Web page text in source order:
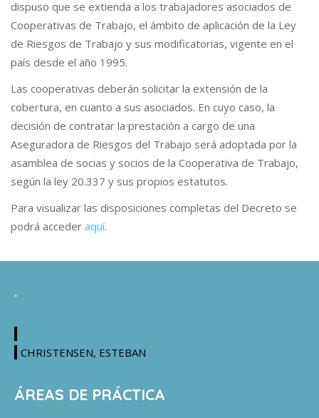
dispuso que se extienda a los trabajadores asociados de
Cooperativas de Trabajo, el ámbito de aplicación de la Ley
de Riesgos de Trabajo y sus modificatorias, vigente en el
país desde el año 1995.
Las cooperativas deberán solicitar la extensión de la
cobertura, en cuanto a sus asociados. En cuyo caso, la
decisión de contratar la prestación a cargo de una
Aseguradora de Riesgos del Trabajo será adoptada por la
asamblea de socias y socios de la Cooperativa de Trabajo,
según la ley 20.337 y sus propios estatutos.
Para visualizar las disposiciones completas del Decreto se
podrá acceder aquí.
.
CHRISTENSEN, ESTEBAN
ÁREAS DE PRÁCTICA